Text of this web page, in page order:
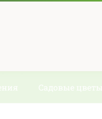
Садовые цветы